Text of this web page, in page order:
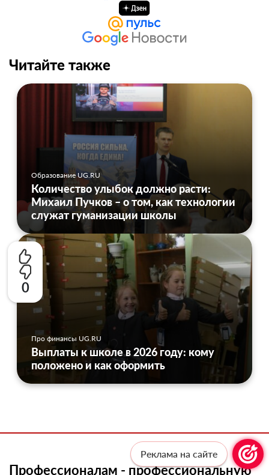
0
Читайте также
Образование UG.RU
Количество улыбок должно расти:
Михаил Пучков – о том, как технологии
служат гуманизации школы
Про финансы UG.RU
Выплаты к школе в 2026 году: кому
положено и как оформить
Профессионалам - профессиональную
Реклама на сайте